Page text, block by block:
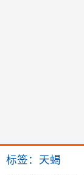
标签：天蝎